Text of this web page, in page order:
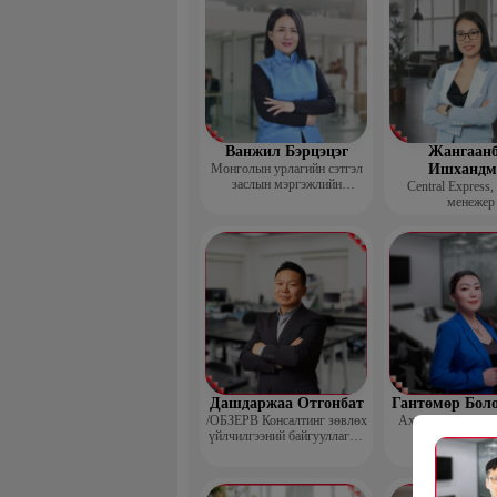
Ванжил Бэрцэцэг
Монголын урлагийн сэтгэл
заслын мэргэжлийн
Central Express,
менежер
Дашдаржаа Отгонбат
/ОБЗЕРВ Консалтинг зөвлөх
үйлчилгээний байгууллагын
Гантөмөр
Ахлах